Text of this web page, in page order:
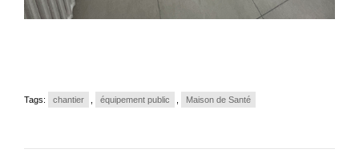
Tags: chantier équipement public Maison de Santé